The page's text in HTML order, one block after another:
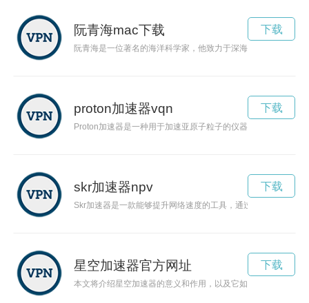
阮青海mac下载
阮青海是一位著名的海洋科学家，他致力于深海探索，为保护
下载
proton加速器vqn
Proton加速器是一种用于加速亚原子粒子的仪器，被广泛应用
下载
skr加速器npv
Skr加速器是一款能够提升网络速度的工具，通过其优化的网络
下载
星空加速器官方网址
本文将介绍星空加速器的意义和作用，以及它如何帮助科学家们
下载